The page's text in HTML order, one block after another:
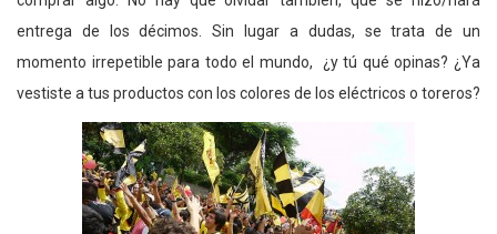
entrega de los décimos. Sin lugar a dudas, se trata de un
momento irrepetible para todo el mundo, ¿y tú qué opinas? ¿Ya
vestiste a tus productos con los colores de los eléctricos o toreros?